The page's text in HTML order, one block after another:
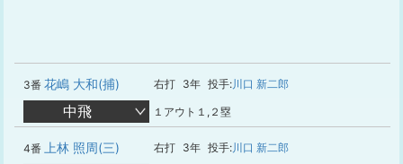
3番 花嶋 大和(捕) 右打 3年 投手:川口 新二郎
中飛 １アウト１,２塁
4番 上林 照周(三) 右打 3年 投手:川口 新二郎